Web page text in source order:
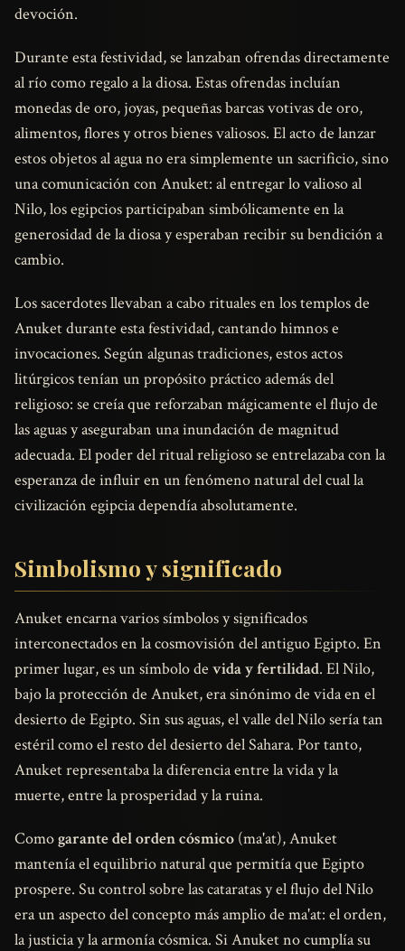
devoción.
Durante esta festividad, se lanzaban ofrendas directamente
al río como regalo a la diosa. Estas ofrendas incluían
monedas de oro, joyas, pequeñas barcas votivas de oro,
alimentos, flores y otros bienes valiosos. El acto de lanzar
estos objetos al agua no era simplemente un sacrificio, sino
una comunicación con Anuket: al entregar lo valioso al
Nilo, los egipcios participaban simbólicamente en la
generosidad de la diosa y esperaban recibir su bendición a
cambio.
Los sacerdotes llevaban a cabo rituales en los templos de
Anuket durante esta festividad, cantando himnos e
invocaciones. Según algunas tradiciones, estos actos
litúrgicos tenían un propósito práctico además del
religioso: se creía que reforzaban mágicamente el flujo de
las aguas y aseguraban una inundación de magnitud
adecuada. El poder del ritual religioso se entrelazaba con la
esperanza de influir en un fenómeno natural del cual la
civilización egipcia dependía absolutamente.
Simbolismo y significado
Anuket encarna varios símbolos y significados
interconectados en la cosmovisión del antiguo Egipto. En
primer lugar, es un símbolo de vida y fertilidad. El Nilo,
bajo la protección de Anuket, era sinónimo de vida en el
desierto de Egipto. Sin sus aguas, el valle del Nilo sería tan
estéril como el resto del desierto del Sahara. Por tanto,
Anuket representaba la diferencia entre la vida y la
muerte, entre la prosperidad y la ruina.
Comogarante del orden cósmico (ma'at), Anuket
mantenía el equilibrio natural que permitía que Egipto
prospere. Su control sobre las cataratas y el flujo del Nilo
era un aspecto del concepto más amplio de ma'at: el orden,
la justicia y la armonía cósmica. Si Anuket no cumplía su